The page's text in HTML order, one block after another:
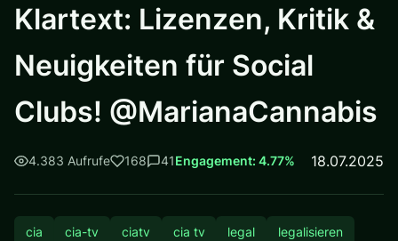
Klartext: Lizenzen, Kritik &
Neuigkeiten für Social
Clubs! @MarianaCannabis
4.383 Aufrufe 168 41Engagement: 4.77% 18.07.2025
cia cia-tv ciatv cia tv legal legalisieren